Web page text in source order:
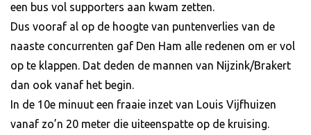
een bus vol supporters aan kwam zetten.
Dus vooraf al op de hoogte van puntenverlies van de
naaste concurrenten gaf Den Ham alle redenen om er vol
op te klappen. Dat deden de mannen van Nijzink/Brakert
dan ook vanaf het begin.
In de 10e minuut een fraaie inzet van Louis Vijfhuizen
vanaf zo’n 20 meter die uiteenspatte op de kruising.